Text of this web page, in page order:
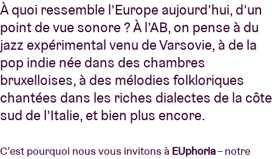
À quoi ressemble l’Europe aujourd’hui, d’un
point de vue sonore ? À l’AB, on pense à du
jazz expérimental venu de Varsovie, à de la
pop indie née dans des chambres
bruxelloises, à des mélodies folkloriques
chantées dans les riches dialectes de la côte
sud de l’Italie, et bien plus encore.
C’est pourquoi nous vous invitons à EUphoria– notre